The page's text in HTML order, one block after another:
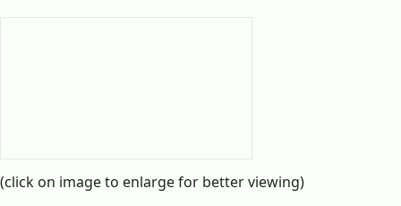
(click on image to enlarge for better viewing)